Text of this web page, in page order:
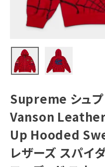
ンソンレザーズ ス
パイダーマンジッ
プアップフーデッ
ド スウェットパー
カー レッド
CATEGORY
Tシャツ・ロングスリーブ
パーカー・トレーナー
キャップ・ハット
ニット帽・ビーニー
バックパック・リュック
Supreme シュプ
Vanson
Up Hooded
レザーズ スパイ